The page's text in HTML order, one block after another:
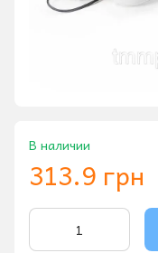
В наличии
313.9 грн